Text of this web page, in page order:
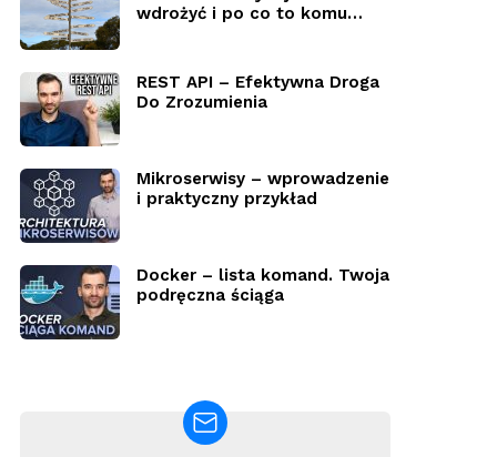
wdrożyć i po co to komu…
REST API – Efektywna Droga
Do Zrozumienia
Mikroserwisy – wprowadzenie
i praktyczny przykład
Docker – lista komand. Twoja
podręczna ściąga